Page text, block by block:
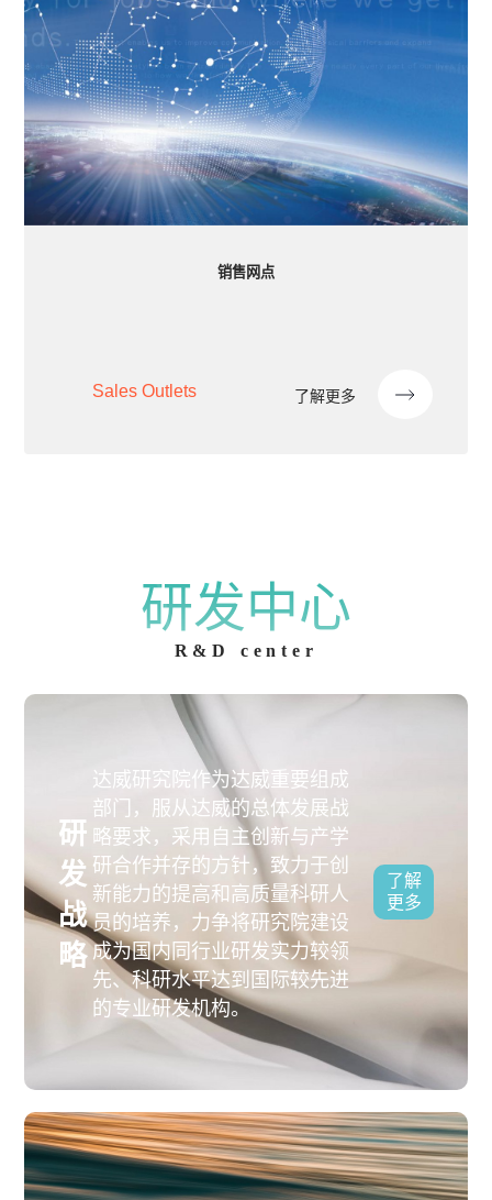
销售网点
Sales Outlets 了解更多
研发中心
R&D center
研
发
战
略
达威研究院作为达威重要组成
部门，服从达威的总体发展战
略要求，采用自主创新与产学
研合作并存的方针，致力于创
新能力的提高和高质量科研人
员的培养，力争将研究院建设
成为国内同行业研发实力较领
先、科研水平达到国际较先进
的专业研发机构。
了解
更多